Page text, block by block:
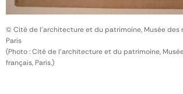
© Cité de l'architecture et du patrimoine, Musée des
Paris
(Photo : Cité de l'architecture et du patrimoine,
français, Paris.)